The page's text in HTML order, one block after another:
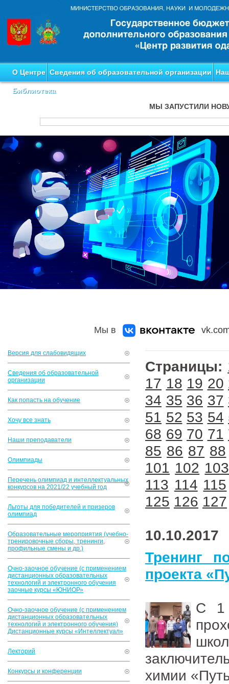
О Центре Сведения об образовательной организации
Библиотека
МЫ ЗАПУСТИЛИ
Мы в
Версия для слабовидящих
Сведения об образовательной
организации
Как попасть на обучение
Хочу все знать
Наши преподаватели
Олимпиады
Перечень олимпиад и интеллектуальных
конкурсов на 2021/22 учебный год
Льготы для победителей и призеров
олимпиад
Образовательные мероприятия (учебно-
тренировочные сборы, тренинги,
профильные смены и др.)
Очно-заочное обучение (с применением
дистанционных образовательных
технологий и электронного обучения
заочные курсы «ЮНИОР»
Очно-заочное обучение (с применением
дистанционных образовательных
технологий и электронного обучения)
Дистанционные курсы «Интеллектуал»
Лекторий
Конкурсы и конференции
Страницы:
17 18 19 20
34 35 36 37
51 52 53 54
68 69 70 71
85 86 87 88
101 102 103
113 114 115
125 126 127
10.10.2017
Тренинг
проекта
С 1
химии